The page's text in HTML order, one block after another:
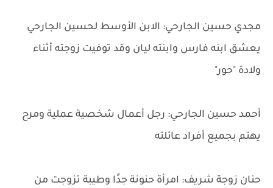
مجدي حسين الجارحي: الابن الأوسط لحسين الجارحي
يعشق ابنه فارس وابنته ليان وقد توفيت زوجته أثناء
ولادة "حور"
أحمد حسين الجارحي: رجل أعمال شخصية عملية ومرح
يهتم بجميع أفراد عائلته
حنان زوجة شريف: امرأة حنونة جدًا وطيبة تزوجت من